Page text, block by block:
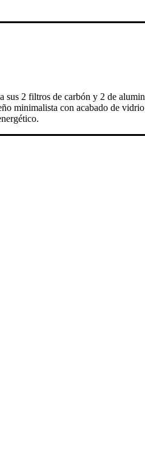
2 filtros de carbón y 2 de
minimalista con acabado de